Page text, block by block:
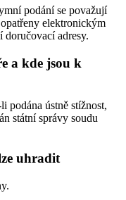
podání se považují
elektronickým
doručovací adresy.
a kde jsou k
podána ústně stížnost,
státní správy soudu
uhradit